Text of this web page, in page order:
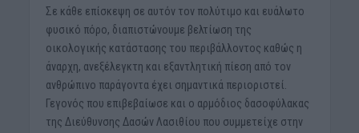
Σε κάθε επίσκεψη σε αυτόν τον πολύτιμο και ευάλωτο
φυσικό πόρο, διαπιστώνουμε βελτίωση της
οικολογικής κατάστασης του περιβάλλοντος καθώς η
άναρχη, ανεξέλεγκτη και εξαντλητική πίεση από τον
ανθρώπινο παράγοντα έχει σημαντικά περιοριστεί.
Γεγονός που επιβεβαίωσε και ο αρμόδιος δασοφύλακας
της Διεύθυνσης Δασών Λασιθίου που συμμετείχε στην